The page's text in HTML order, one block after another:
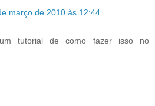
março de 2010 às 12:44
tutorial de como fazer isso no